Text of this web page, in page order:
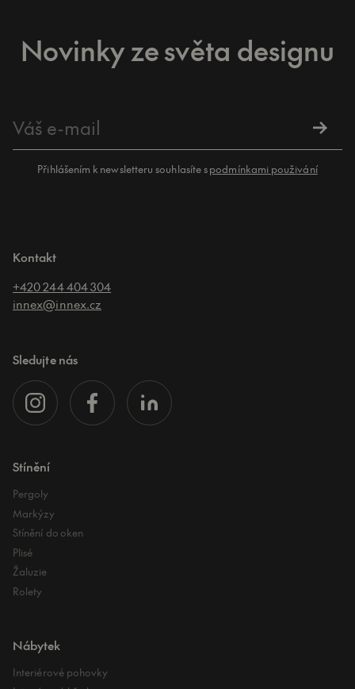
Novinky ze světa designu
Přihlášením k newsletteru souhlasíte spodmínkami použivání
Kontakt
+420 244 404 304
innex@innex.cz
Sledujte nás
Stínění
Pergoly
Markýzy
Stínění do oken
Plisé
Žaluzie
Rolety
Nábytek
Interiérové pohovky